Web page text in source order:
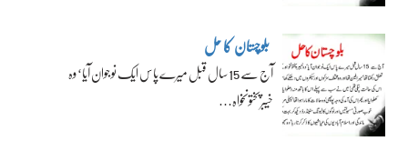
بلوچستان کا حل
آج سے 15 سال قبل میرے پاس ایک نوجوان آیا‘ وہ
خیبرپختونخواہ…